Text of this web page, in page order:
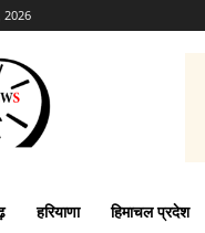
2026
हरियाणा हिमाचल प्रदेश